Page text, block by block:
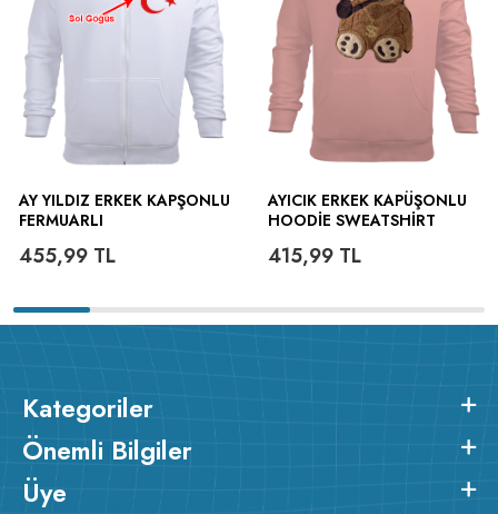
AY YILDIZ ERKEK KAPŞONLU
FERMUARLI
455,99 TL
AYICIK ERKEK KAPÜŞONLU
HOODIE SWEATSHIRT
415,99TL
Kategoriler
Önemli Bilgiler
Üye